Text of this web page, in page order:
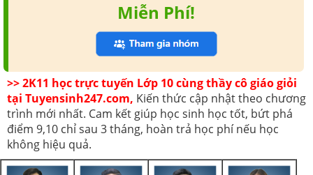
Miễn Phí!
>> 2K11 học trực tuyến Lớp 10 cùng thầy cô giáo giỏi
tại Tuyensinh247.com, Kiến thức cập nhật theo chương
trình mới nhất. Cam kết giúp học sinh học tốt, bứt phá
điểm 9,10 chỉ sau 3 tháng, hoàn trả học phí nếu học
không hiệu quả.